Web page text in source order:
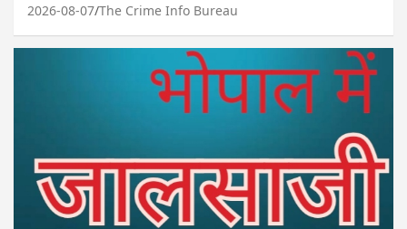
2026-08-07 The Crime Info Bureau